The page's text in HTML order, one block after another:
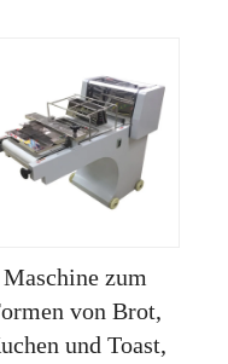
Maschine zum
von Brot,
und Toast,